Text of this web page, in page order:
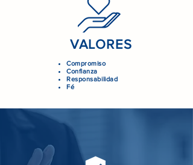
VALORES
Compromiso
Confianza
Responsabilidad
Fé